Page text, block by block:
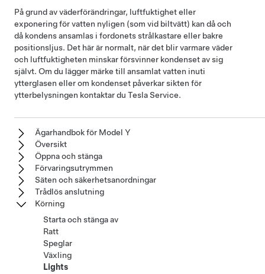
På grund av väderförändringar, luftfuktighet eller
exponering för vatten nyligen (som vid biltvätt) kan då och
då kondens ansamlas i fordonets strålkastare eller bakre
positionsljus. Det här är normalt, när det blir varmare väder
och luftfuktigheten minskar försvinner kondenset av sig
självt. Om du lägger märke till ansamlat vatten inuti
ytterglasen eller om kondenset påverkar sikten för
ytterbelysningen kontaktar du Tesla Service.
Ägarhandbok för Model Y
Översikt
Öppna och stänga
Förvaringsutrymmen
Säten och säkerhetsanordningar
Trådlös anslutning
Körning
Starta och stänga av
Ratt
Speglar
Växling
Lights